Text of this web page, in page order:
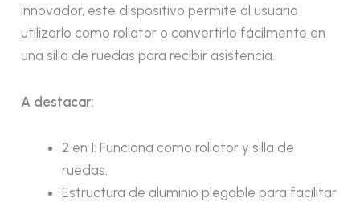
innovador, este dispositivo permite al usuario
utilizarlo como rollator o convertirlo fácilmente en
una silla de ruedas para recibir asistencia.
A destacar:
2 en 1: Funciona como rollator y silla de
ruedas.
Estructura de aluminio plegable para facilitar